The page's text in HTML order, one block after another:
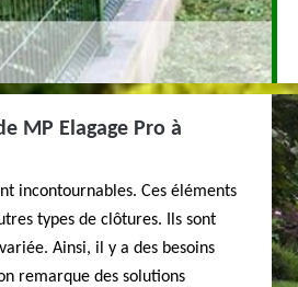
MP Elagage Pro à
incontournables. Ces éléments
types de clôtures. Ils sont
Ainsi, il y a des besoins
remarque des solutions